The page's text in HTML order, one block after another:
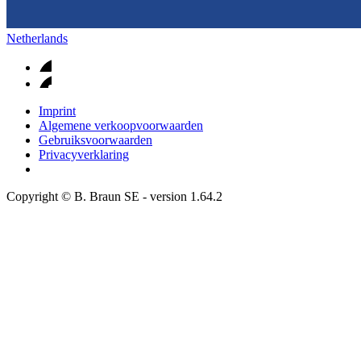
Netherlands
Imprint
Algemene verkoopvoorwaarden
Gebruiksvoorwaarden
Privacyverklaring
Copyright © B. Braun SE - version 1.64.2